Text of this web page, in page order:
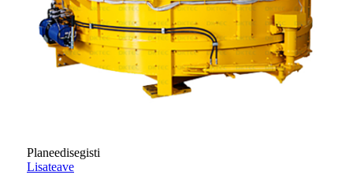
Planeedisegisti
Lisateave